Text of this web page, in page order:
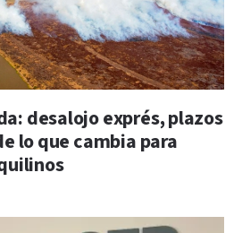
desalojo exprés, plazos
lo que cambia para